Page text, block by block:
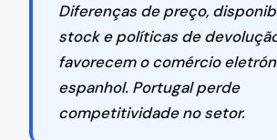
Diferenças de preço,
stock e políticas de
favorecem o comércio
espanhol. Portugal perde
competitividade no setor.